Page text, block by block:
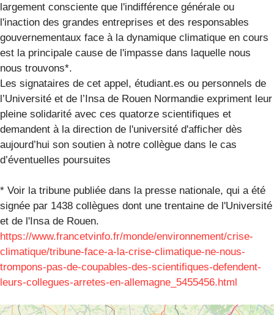
largement consciente que l'indifférence générale ou
l'inaction des grandes entreprises et des responsables
gouvernementaux face à la dynamique climatique en cours
est la principale cause de l'impasse dans laquelle nous
nous trouvons*.
Les signataires de cet appel, étudiant.es ou personnels de
l’Université et de l’Insa de Rouen Normandie expriment leur
pleine solidarité avec ces quatorze scientifiques et
demandent à la direction de l'université d'afficher dès
aujourd’hui son soutien à notre collègue dans le cas
d’éventuelles poursuites
* Voir la tribune publiée dans la presse nationale, qui a été
signée par 1438 collègues dont une trentaine de l'Université
et de l'Insa de Rouen.
https://www.francetvinfo.fr/monde/environnement/crise-
climatique/tribune-face-a-la-crise-climatique-ne-nous-
trompons-pas-de-coupables-des-scientifiques-defendent-
leurs-collegues-arretes-en-allemagne_5455456.html